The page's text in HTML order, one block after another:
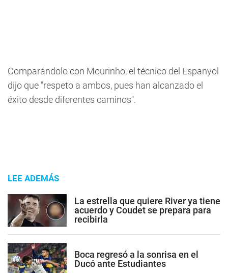
Comparándolo con Mourinho, el técnico del Espanyol
dijo que "respeto a ambos, pues han alcanzado el
éxito desde diferentes caminos".
LEE ADEMÁS
La estrella que quiere River ya tiene
acuerdo y Coudet se prepara para
recibirla
Boca regresó a la sonrisa en el
Ducó ante Estudiantes